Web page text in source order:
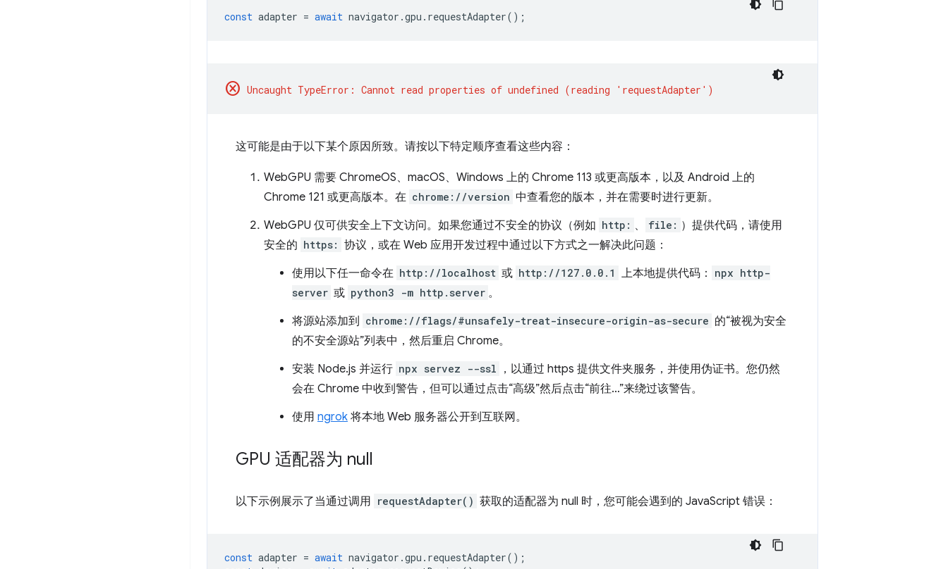
const adapter = await navigator .gpu . requestAdapter();
cancel
这可能是由于以下某个原因所致。请按以下特定顺序查看这些内容：
WebGPU 需要 ChromeOS、macOS、Windows 上的 Chrome 113 或更高版本，以及 Android 上的
Chrome 121 或更高版本。在 chrome://version 中查看您的版本，并在需要时进行更新。
WebGPU 仅可供安全上下文访问。如果您通过不安全的协议（例如 http: 、 file: ）提供代码，请使用
安全的 https: 协议，或在 Web 应用开发过程中通过以下方式之一解决此问题：
使用以下任一命令在 http://localhost 或 http://127.0.0.1 上本地提供代码：
npx http-
server 或 python3 -m http.server 。
将源站添加到 chrome://flags/#unsafely-treat-insecure-origin-as-secure 的“被视为安全
的不安全源站”列表中，然后重启 Chrome。
安装 Node.js 并运行 npx servez --ssl
，以通过 https 提供文件夹服务，并使用伪证书。您仍然
会在 Chrome 中收到警告，但可以通过点击“高级”然后点击“前往…”来绕过该警告。
使用 ngrok 将本地 Web 服务器公开到互联网。
GPU 适配器为 null
以下示例展示了当通过调用 requestAdapter() 获取的适配器为 null 时，您可能会遇到的 JavaScript 错误：
const adapter = await navigator .gpu . requestAdapter();